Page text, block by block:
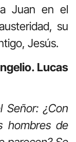
Juan en el
su
Jesús.
Lucas
Señor: ¿Con
hombres de